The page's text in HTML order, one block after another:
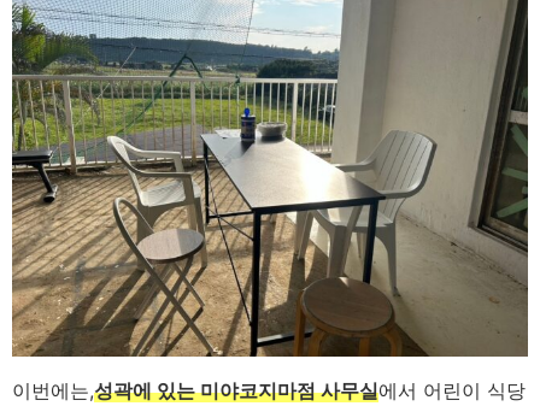
이번에는,성곽에 있는 미야코지마점 사무실에서 어린이 식당